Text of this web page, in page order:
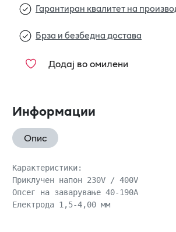
Гарантиран квалитет на
Брза и безбедна достава
Додај во омилени
Информации
Опис
Карактеристики:
Приклучен напон 230V / 400V
Опсег на заварување 40-190А
Електрода 1,5-4,00 мм